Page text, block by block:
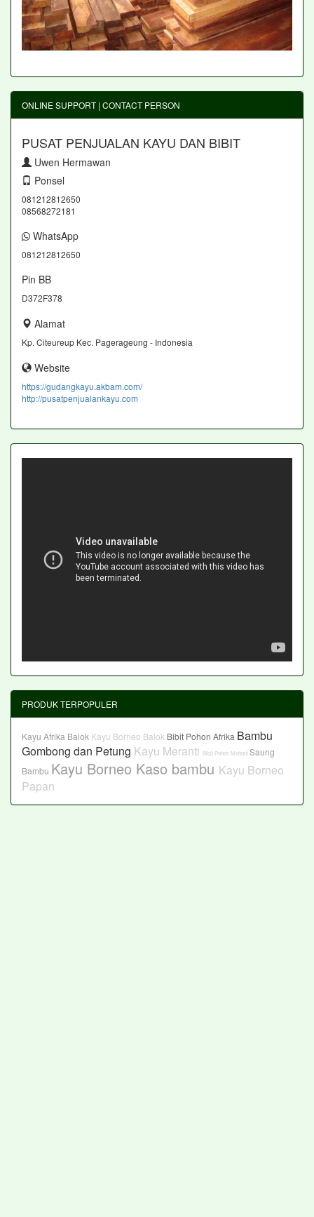
ONLINE SUPPORT | CONTACT PERSON
PUSAT PENJUALAN KAYU DAN BIBIT
Uwen Hermawan
Ponsel
081212812650
08568272181
WhatsApp
081212812650
Pin BB
D372F378
Alamat
Kp. Citeureup Kec. Pagerageung - Indonesia
Website
https://gudangkayu.akbam.com/
http://pusatpenjualankayu.com
PRODUK TERPOPULER
Kayu Afrika Balok Kayu Borneo Balok Bibit Pohon Afrika Bambu
Gombong dan Petung Kayu Meranti Bibit Pohon Mahoni Saung
Bambu Kayu Borneo Kaso bambu Kayu Borneo
Papan